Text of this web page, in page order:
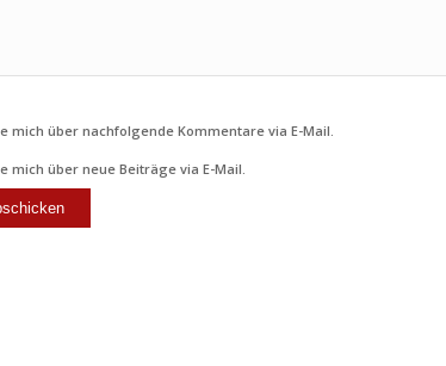
mich über nachfolgende Kommentare via E-Mail.
mich über neue Beiträge via E-Mail.
–